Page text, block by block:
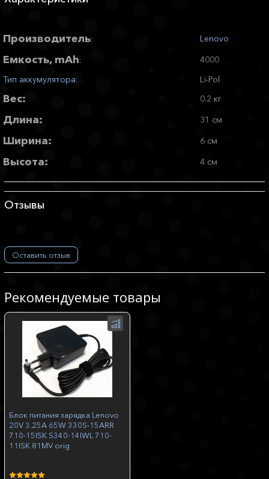
Производитель: Lenovo
Емкость, mAh:
4000
Тип аккумулятора: Li-Pol
Вес: 0.2 кг
Длина: 31 см
Ширина: 6 см
Высота: 4 см
Отзывы
Оставить отзыв
Рекомендуемые товары
Блок питания зарядка Lenovo
20V 3.25A 65W 330S-15ARR
710-15ISK S340-14IWL 710-
11ISK 81MV orig